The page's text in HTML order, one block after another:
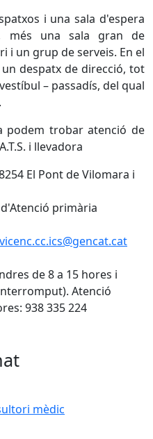
i una sala d'espera
més una sala gran de
i un grup de serveis. En el
despatx de direcció, tot
– passadís, del qual
podem trobar atenció de
i llevadora
El Pont de Vilomara i
primària
de 8 a 15 hores i
Atenció
938 335 224
mèdic